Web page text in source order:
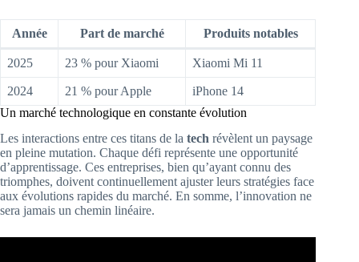
Année Part de marché Produits notables
2025 23 % pour Xiaomi Xiaomi Mi 11
2024 21 % pour Apple
iPhone 14
Un marché technologique en constante évolution
Les interactions entre ces titans de la tech révèlent un paysage
en pleine mutation. Chaque défi représente une opportunité
d’apprentissage. Ces entreprises, bien qu’ayant connu des
triomphes, doivent continuellement ajuster leurs stratégies face
aux évolutions rapides du marché. En somme, l’innovation ne
sera jamais un chemin linéaire.